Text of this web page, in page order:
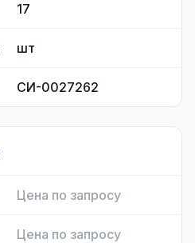
17
шт
СИ-0027262
Цена по запросу
Цена по запросу